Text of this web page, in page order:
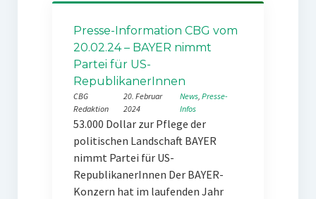
Presse-Information CBG vom
20.02.24 – BAYER nimmt
Partei für US-
RepublikanerInnen
CBG
Redaktion
20. Februar
2024
News, Presse-
Infos
53.000 Dollar zur Pflege der
politischen Landschaft BAYER
nimmt Partei für US-
RepublikanerInnen Der BAYER-
Konzern hat im laufenden Jahr